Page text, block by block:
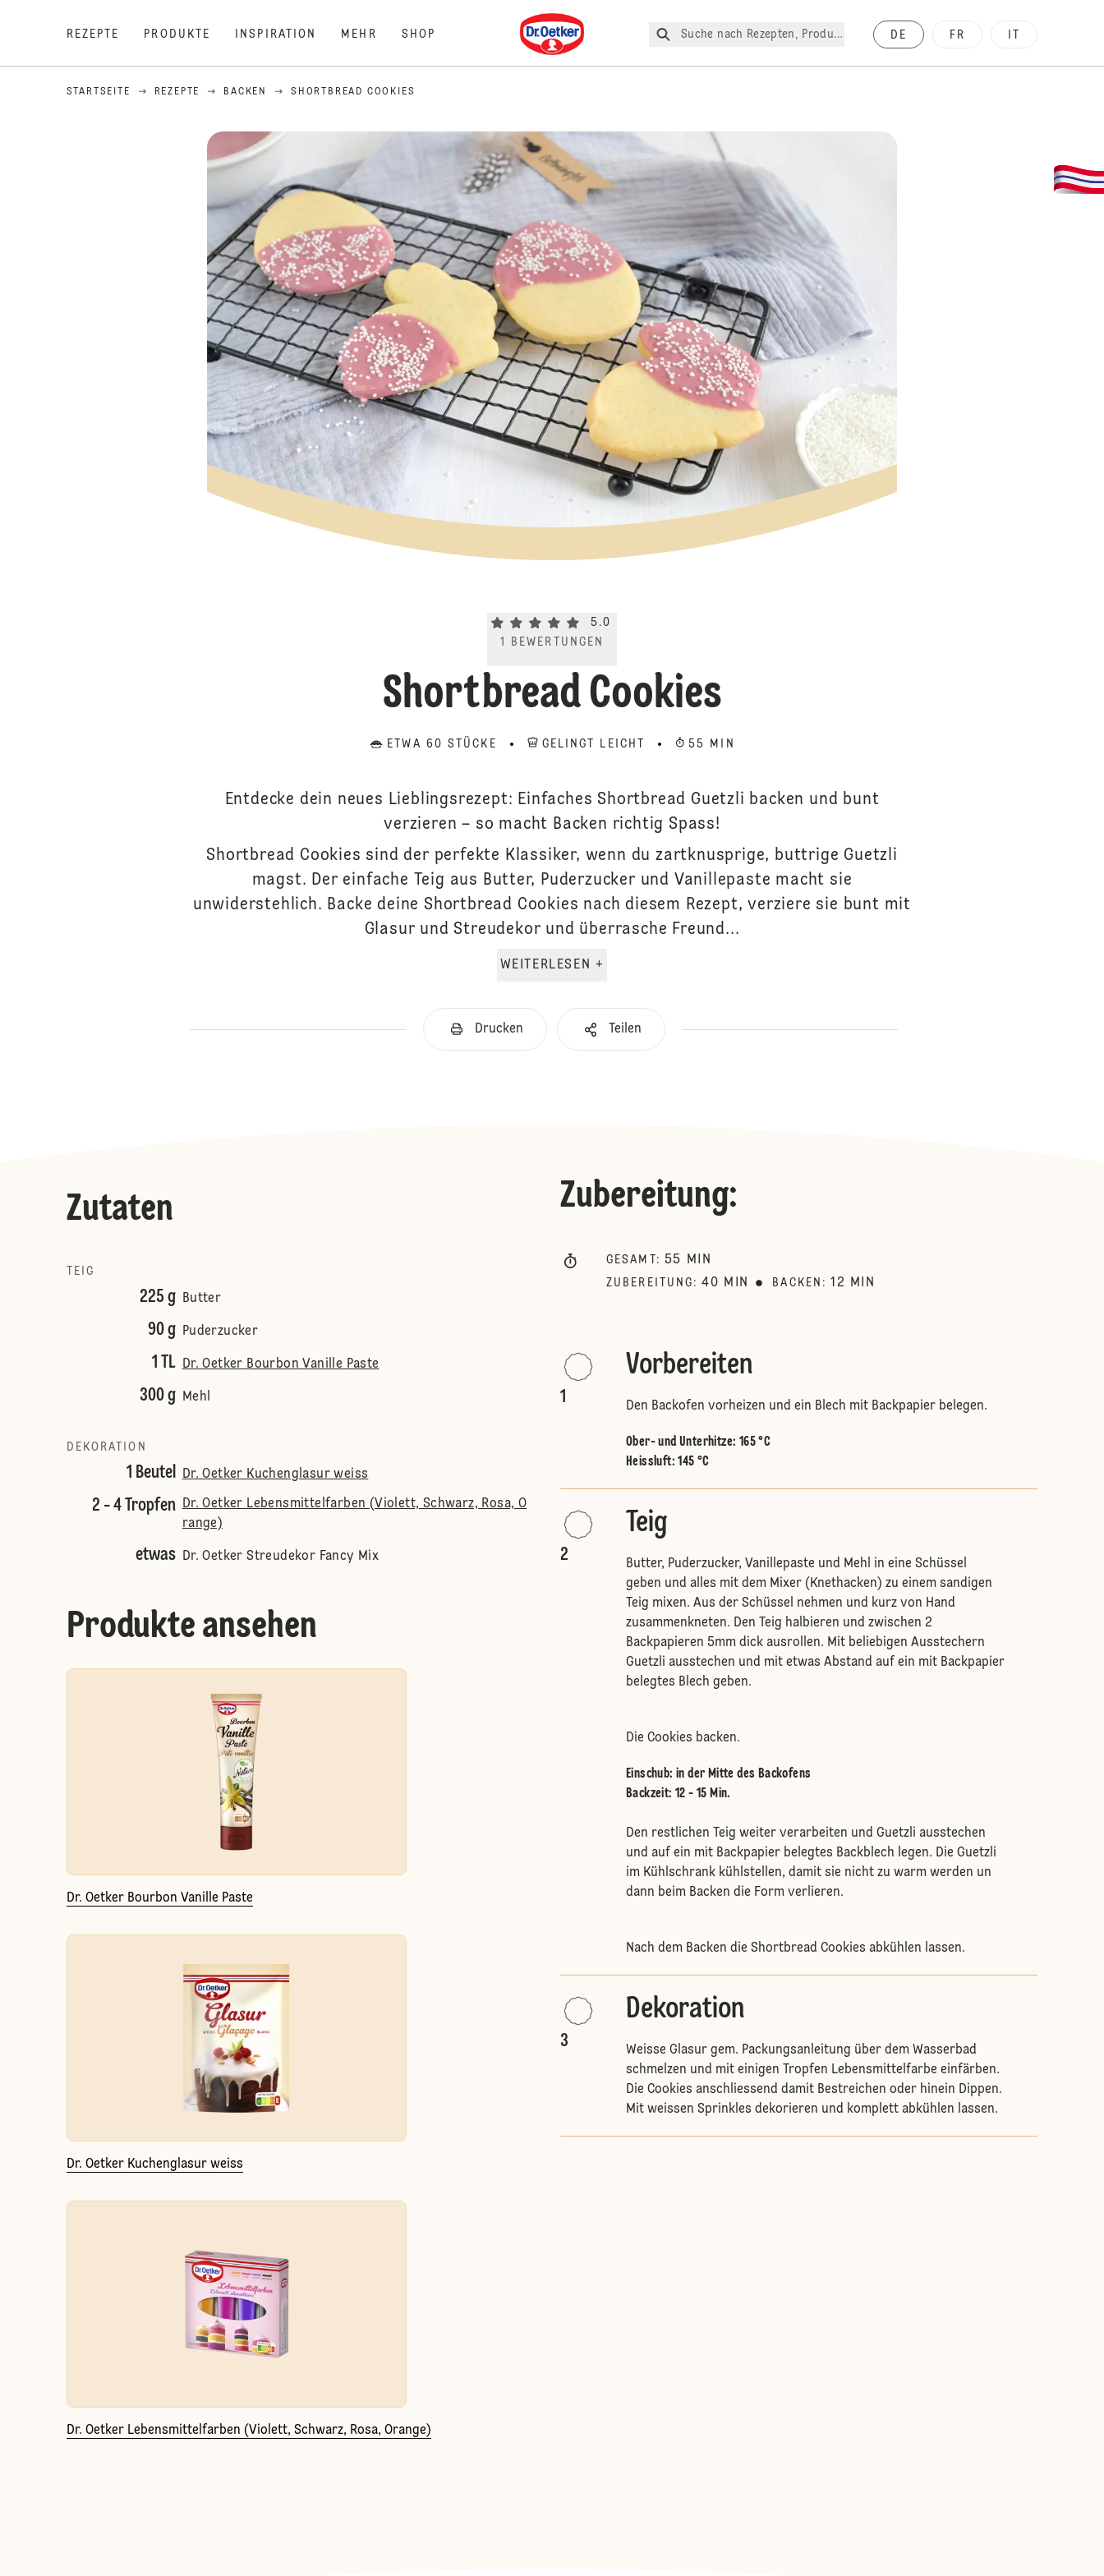
REZEPTE PRODUKTE INSPIRATION MEHR SHOP
Dr. Oetker
Suche nach Rezepten, Produkte, etc. DE FR
STARTSEITE REZEPTE BACKEN SHORTBREAD COOKIES
Current rating 5.0. Click to rate.
5.0
1
BEWERTUNGEN
Shortbread Cookies
ETWA 60 STÜCKE GELINGT LEICHT 55 MIN
Entdecke dein neues Lieblingsrezept: Einfaches Shortbread Guetzli backen und bunt
verzieren – so macht Backen richtig Spass!
Shortbread Cookies sind der perfekte Klassiker, wenn du zartknusprige, buttrige Guetzli
magst. Der einfache Teig aus Butter, Puderzucker und Vanillepaste macht sie
unwiderstehlich. Backe deine Shortbread Cookies nach diesem Rezept, verziere sie bunt mit
Glasur und Streudekor und überrasche Freund...
WEITERLESEN +
Drucken Teilen
Zutaten
TEIG
225 g Butter
90 g Puderzucker
1 TL Dr. Oetker Bourbon Vanille Paste
300 g Mehl
DEKORATION
1 Beutel Dr. Oetker Kuchenglasur weiss
2 - 4 Tropfen Dr. Oetker Lebensmittelfarben (Violett, Schwarz, Rosa, O
range)
etwas Dr. Oetker Streudekor Fancy Mix
Produkte ansehen
Dr. Oetker Bourbon Vanille Paste
Dr. Oetker Kuchenglasur weiss
Dr. Oetker Lebensmittelfarben (Violett, Schwarz, Rosa, Orange)
Zubereitung:
GESAMT : 55 MIN
ZUBEREITUNG : 40 MIN BACKEN : 12 MIN
1
Vorbereiten
Den Backofen vorheizen und ein Blech mit Backpapier belegen.
Ober- und Unterhitze: 165 °C
Heissluft: 145 °C
2
Teig
Butter, Puderzucker, Vanillepaste und Mehl in eine Schüssel
geben und alles mit dem Mixer (Knethacken) zu einem sandigen
Teig mixen. Aus der Schüssel nehmen und kurz von Hand
zusammenkneten. Den Teig halbieren und zwischen 2
Backpapieren 5mm dick ausrollen. Mit beliebigen Ausstechern
Guetzli ausstechen und mit etwas Abstand auf ein mit Backpapier
belegtes Blech geben.
Die Cookies backen.
Einschub:in der Mitte des Backofens
Backzeit: 12 - 15 Min.
Den restlichen Teig weiter verarbeiten und Guetzli ausstechen
und auf ein mit Backpapier belegtes Backblech legen. Die Guetzli
im Kühlschrank kühlstellen, damit sie nicht zu warm werden un
dann beim Backen die Form verlieren.
Nach dem Backen die Shortbread Cookies abkühlen lassen.
3
Dekoration
Weisse Glasur gem. Packungsanleitung über dem Wasserbad
schmelzen und mit einigen Tropfen Lebensmittelfarbe einfärben.
Die Cookies anschliessend damit Bestreichen oder hinein Dippen.
Mit weissen Sprinkles dekorieren und komplett abkühlen lassen.